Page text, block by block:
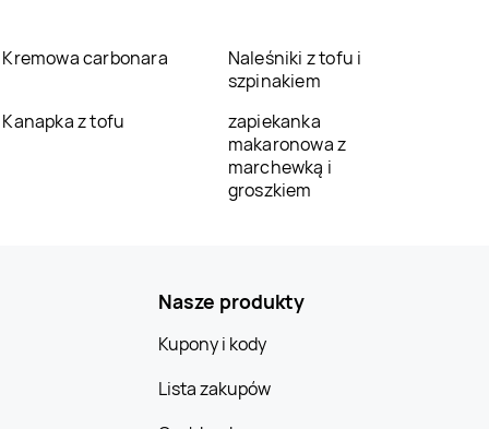
Kremowa carbonara
Naleśniki z tofu i
szpinakiem
Kanapka z tofu
zapiekanka
makaronowa z
marchewką i
groszkiem
Nasze produkty
Kupony i kody
Lista zakupów